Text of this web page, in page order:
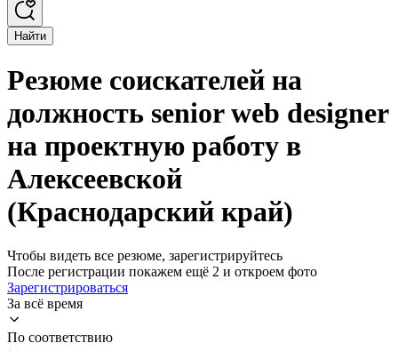
Найти
Резюме соискателей на
должность senior web designer
на проектную работу в
Алексеевской
(Краснодарский край)
Чтобы видеть все резюме, зарегистрируйтесь
После регистрации покажем ещё 2 и откроем фото
Зарегистрироваться
За всё время
По соответствию